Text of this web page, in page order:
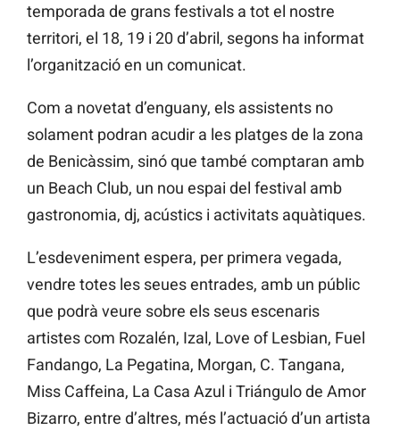
temporada de grans festivals a tot el nostre
territori, el 18, 19 i 20 d’abril, segons ha informat
l’organització en un comunicat.
Com a novetat d’enguany, els assistents no
solament podran acudir a les platges de la zona
de Benicàssim, sinó que també comptaran amb
un Beach Club, un nou espai del festival amb
gastronomia, dj, acústics i activitats aquàtiques.
L’esdeveniment espera, per primera vegada,
vendre totes les seues entrades, amb un públic
que podrà veure sobre els seus escenaris
artistes com Rozalén, Izal, Love of Lesbian, Fuel
Fandango, La Pegatina, Morgan, C. Tangana,
Miss Caffeina, La Casa Azul i Triángulo de Amor
Bizarro, entre d’altres, més l’actuació d’un artista